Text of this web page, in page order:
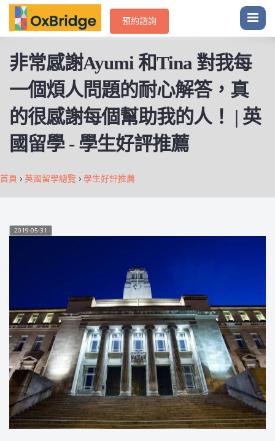
預約諮詢
非常感謝Ayumi 和Tina 對我每
一個煩人問題的耐心解答，真
的很感謝每個幫助我的人！ | 英
國留學 - 學生好評推薦
首頁 › 英國留學總覽 › 學生好評推薦
2019-05-31